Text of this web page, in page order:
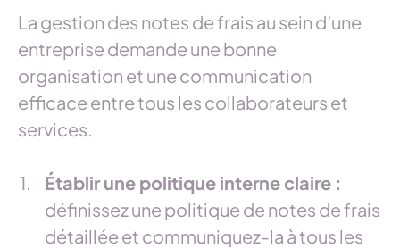
La gestion des notes de frais au sein d’une
entreprise demande une bonne
organisation et une communication
efficace entre tous les collaborateurs et
services.
Établir une politique interne claire :
définissez une politique de notes de frais
détaillée et communiquez-la à tous les